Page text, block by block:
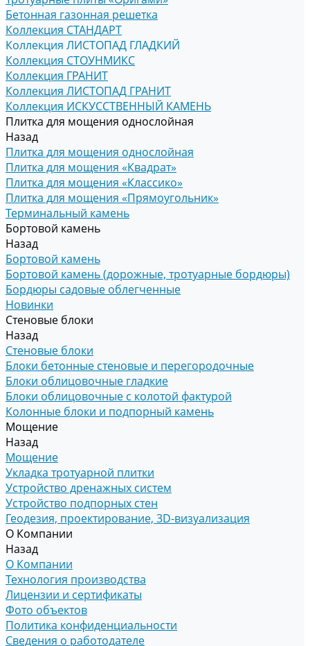
Бетонная газонная решетка
Коллекция СТАНДАРТ
Коллекция ЛИСТОПАД ГЛАДКИЙ
Коллекция СТОУНМИКС
Коллекция ГРАНИТ
Коллекция ЛИСТОПАД ГРАНИТ
Коллекция ИСКУССТВЕННЫЙ КАМЕНЬ
Плитка для мощения однослойная
Назад
Плитка для мощения однослойная
Плитка для мощения «Квадрат»
Плитка для мощения «Классико»
Плитка для мощения «Прямоугольник»
Терминальный камень
Бортовой камень
Назад
Бортовой камень
Бортовой камень (дорожные, тротуарные бордюры)
Бордюры садовые облегченные
Новинки
Стеновые блоки
Назад
Стеновые блоки
Блоки бетонные стеновые и перегородочные
Блоки облицовочные гладкие
Блоки облицовочные с колотой фактурой
Колонные блоки и подпорный камень
Мощение
Назад
Мощение
Укладка тротуарной плитки
Устройство дренажных систем
Устройство подпорных стен
Геодезия, проектирование, 3D-визуализация
О Компании
Назад
О Компании
Технология производства
Лицензии и сертификаты
Фото объектов
Политика конфиденциальности
Сведения о работодателе